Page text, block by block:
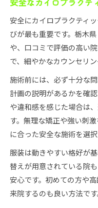
安全にカイロプラクティ
びが最も重要です。栃木
や、口コミで評価の高い
で、細やかなカウンセリン
施術前には、必ず十分な
計画の説明があるかを確
や違和感を感じた場合は
す。無理な矯正や強い刺
に合った安全な施術を選択
服装は動きやすい格好が
替えが用意されている院
安心です。初めての方や
来院するのも良い方法です